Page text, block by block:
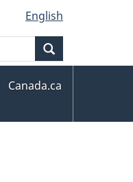
English
Canada.ca